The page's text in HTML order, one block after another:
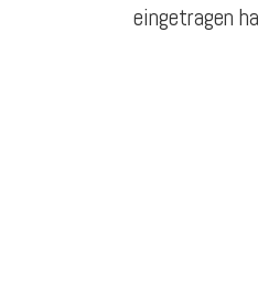
eingetragen